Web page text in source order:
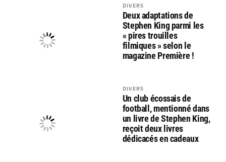
DIVERS
Deux adaptations de
Stephen King parmi les
« pires trouilles
filmiques » selon le
magazine Première !
DIVERS
Un club écossais de
football, mentionné dans
un livre de Stephen King,
reçoit deux livres
dédicacés en cadeaux